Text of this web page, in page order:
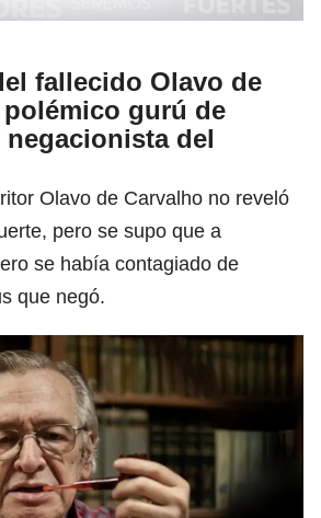
fallecido Olavo de
gurú de
del
Olavo de Carvalho no reveló
pero se supo que a
se había contagiado de
que negó.